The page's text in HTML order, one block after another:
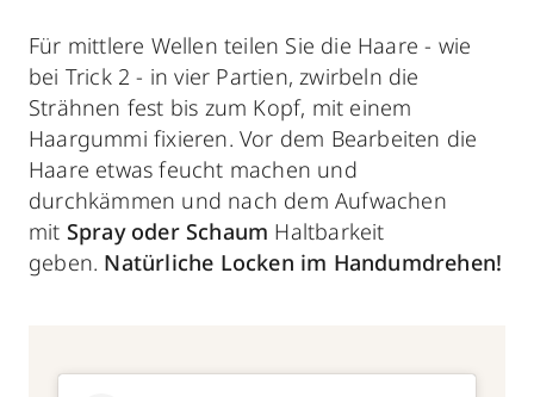
Für mittlere Wellen teilen Sie die Haare - wie
bei Trick 2 - in vier Partien, zwirbeln die
Strähnen fest bis zum Kopf, mit einem
Haargummi fixieren. Vor dem Bearbeiten die
Haare etwas feucht machen und
durchkämmen und nach dem Aufwachen
mit Spray oder Schaum Haltbarkeit
geben. Natürliche Locken im Handumdrehen!